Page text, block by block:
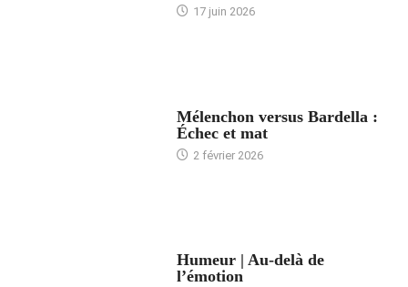
17 juin 2026
Mélenchon versus Bardella :
Échec et mat
2 février 2026
Humeur | Au-delà de
l’émotion